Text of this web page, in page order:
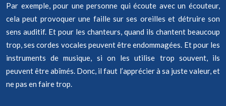
Par exemple, pour une personne qui écoute avec un écouteur,
cela peut provoquer une faille sur ses oreilles et détruire son
sens auditif. Et pour les chanteurs, quand ils chantent beaucoup
trop, ses cordes vocales peuvent être endommagées. Et pour les
instruments de musique, si on les utilise trop souvent, ils
peuvent être abîmés. Donc, il faut l’apprécier à sa juste valeur, et
ne pas en faire trop.